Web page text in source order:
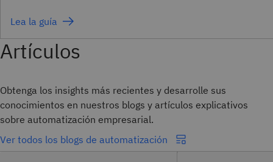
Lea la guía
Artículos
Obtenga los insights más recientes y desarrolle sus
conocimientos en nuestros blogs y artículos explicativos
sobre automatización empresarial.
Ver todos los blogs de automatización